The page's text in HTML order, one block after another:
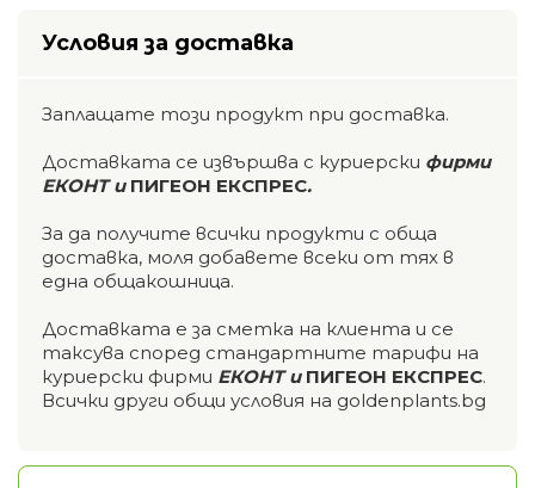
Условия за доставка
Заплащате този продукт при доставка.
Доставката се извършва с куриерски фирми
ЕКОНТ и ПИГЕОН ЕКСПРЕС.
За да получите всички продукти с обща
доставка, моля добавете всеки от тях в
една общакошница.
Доставката е за сметка на клиента и се
таксува според стандартните тарифи на
куриерски фирми ЕКОНТ и ПИГЕОН ЕКСПРЕС.
Всички други общи условия на goldenplants.bg